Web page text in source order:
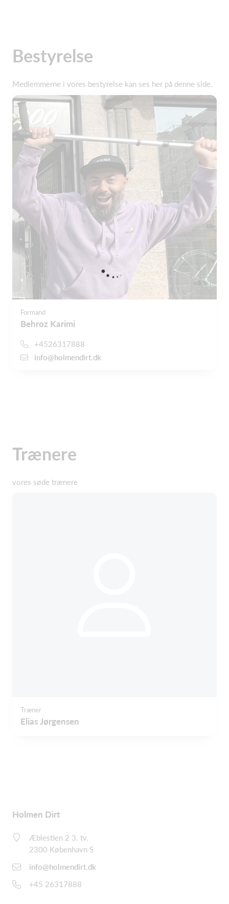
Bestyrelse
Medlemmerne i vores bestyrelse kan ses her på denne side.
Formand
Behroz Karimi
+4526317888
info@holmendirt.dk
Trænere
vores søde trænere
Træner
Elias Jørgensen
Holmen Dirt
Æblestien 2 3. tv.
2300 København S
info@holmendirt.dk
+45 26317888